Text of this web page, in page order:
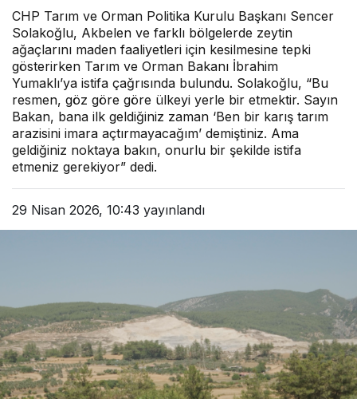
CHP Tarım ve Orman Politika Kurulu Başkanı Sencer
Solakoğlu, Akbelen ve farklı bölgelerde zeytin
ağaçlarını maden faaliyetleri için kesilmesine tepki
gösterirken Tarım ve Orman Bakanı İbrahim
Yumaklı’ya istifa çağrısında bulundu. Solakoğlu, “Bu
resmen, göz göre göre ülkeyi yerle bir etmektir. Sayın
Bakan, bana ilk geldiğiniz zaman ‘Ben bir karış tarım
arazisini imara açtırmayacağım’ demiştiniz. Ama
geldiğiniz noktaya bakın, onurlu bir şekilde istifa
etmeniz gerekiyor” dedi.
29 Nisan 2026, 10:43 yayınlandı